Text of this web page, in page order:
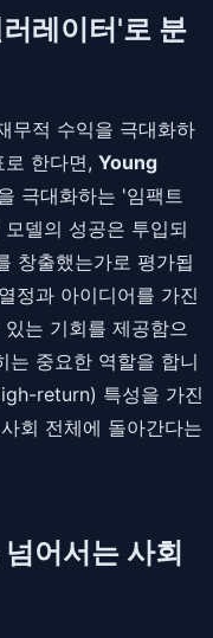
레이터'로 분
무적 수익을 극대화하
한다면, Young
극대화하는 '임팩트
델의 성공은 투입되
창출했는가로 평가됩
정과 아이디어를 가진
는 기회를 제공함으
는 중요한 역할을 합니
return) 특성을 가진
회 전체에 돌아간다는
어서는 사회